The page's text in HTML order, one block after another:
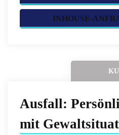
INHOUSE-
Ausfall:
mit